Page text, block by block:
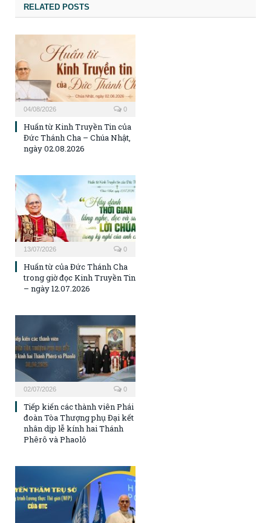
RELATED POSTS
04/08/2026 0
Huấn từ Kinh Truyền Tin của
Đức Thánh Cha – Chúa Nhật,
ngày 02.08.2026
13/07/2026 0
Huấn từ của Đức Thánh Cha
trong giờ đọc Kinh Truyền Tin
– ngày 12.07.2026
02/07/2026 0
Tiếp kiến các thành viên Phái
đoàn Tòa Thượng phụ Đại kết
nhân dịp lễ kính hai Thánh
Phêrô và Phaolô